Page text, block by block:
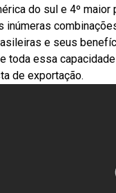
do sul e 4º
inúmeras
e seus
toda essa
de exportação.